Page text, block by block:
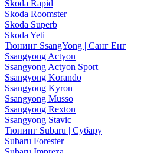
Skoda Rapid
Skoda Roomster
Skoda Superb
Skoda Yeti
Тюнинг SsangYong | Санг Енг
Ssangyong Actyon
Ssangyong Actyon Sport
Ssangyong Korando
Ssangyong Kyron
Ssangyong Musso
Ssangyong Rexton
Ssangyong Stavic
Тюнинг Subaru | Субару
Subaru Forester